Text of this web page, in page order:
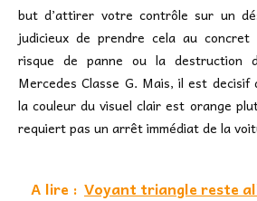
but d’attirer votre contrôle sur un
judicieux de prendre cela au
risque de panne ou la destruction
Mercedes Classe G. Mais, il est decisif
la couleur du visuel clair est orange
requiert pas un arrêt immédiat de la
A lire : Voyant triangle reste